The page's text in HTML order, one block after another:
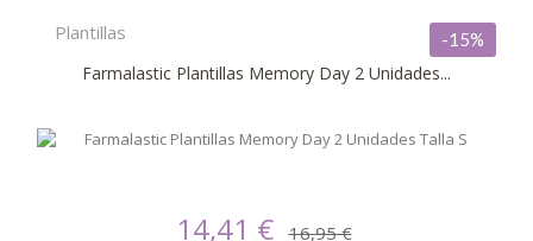
Plantillas
Farmalastic Plantillas Memory Day 2 Unidades...
-15%
14,41 € 16,95 €